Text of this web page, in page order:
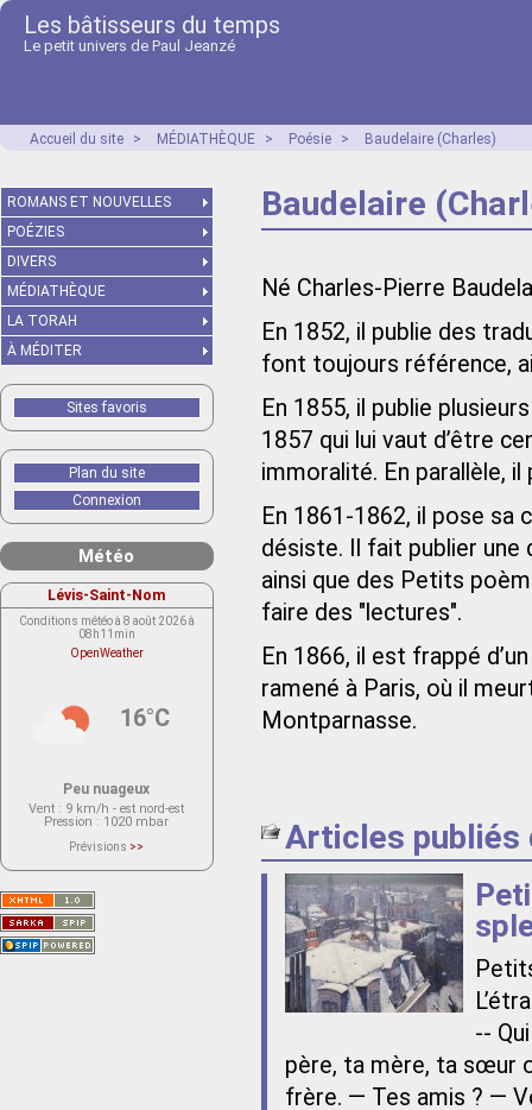
Les bâtisseurs du temps
Le petit univers de Paul Jeanzé
Accueil du site > MÉDIATHÈQUE > Poésie > Baudelaire (Charles)
Baudelaire
Né Charles-Pierre
En 1852, il publie des
font toujours référence,
En 1855, il publie
1857 qui lui vaut d’être
immoralité. En parallèle,
En 1861-1862, il pose sa
désiste. Il fait publier une
ainsi que des Petits
faire des "lectures".
En 1866, il est frappé
ramené à Paris, où il
Montparnasse.
Articles publiés
--
père, ta mère, ta sœur
frère. — Tes amis ? —
ROMANS ET NOUVELLES
POÉZIES
DIVERS
MÉDIATHÈQUE
LA TORAH
À MÉDITER
Sites favoris
Plan du site
Connexion
Météo
Lévis-Saint-Nom
Conditions météo à 8 août 2026 à
08h11min
OpenWeather
16°C
Peu nuageux
Vent : 9 km/h - est nord-est
Pression : 1020 mbar
Prévisions >>
actuellement aucune prévision
Saint-Nom.
Veuillez consulter le message du
service ci-dessous.
(401 - Invalid API key. Please see
https://openweathermap.org/faq#error401